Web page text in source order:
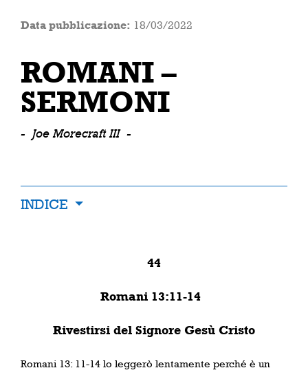
Data pubblicazione: 18/03/2022
ROMANI –
SERMONI
- Joe Morecraft III -
INDICE
44
Romani 13:11-14
Rivestirsi del Signore Gesù Cristo
Romani 13: 11-14 lo leggerò lentamente perché è un